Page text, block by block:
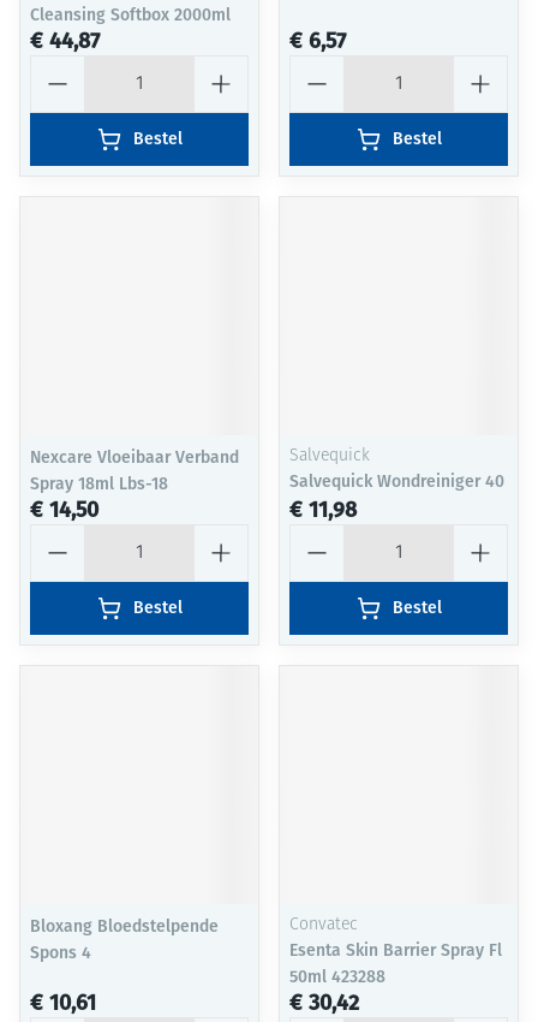
Cleansing Softbox 2000ml
€ 44,87
Bestel
€ 6,57
Bestel
Nexcare Vloeibaar Verband
Spray 18ml Lbs-18
€ 14,50
Bestel
Salvequick
Salvequick Wondreiniger 40
€ 11,98
Bestel
Bloxang Bloedstelpende
Spons 4
€ 10,61
Convatec
Esenta Skin Barrier Spray Fl
50ml 423288
€ 30,42